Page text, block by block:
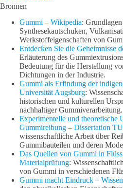
Bronnen
Gummi – Wikipedia:
Synthesekautschuken,
Werkstoffeigenschaften von
Entdecken Sie die Geheimnisse
Erläuterung des
Bedeutung für die Herstellung
Dichtungen in der Industrie.
Gummi als Erfindung der
Universität Augsburg:
historischen und kulturellen
nachhaltiger Gummiverarbeitung.
Experimentelle und theoretische
Gummireibung – Dissertation
wissenschaftliche Arbeit über
Gummibauteilen und deren
Das Quellen von Gummi in
Materialprüfung:
von Gummi in verschiedenen
Gummi macht Eindruck –